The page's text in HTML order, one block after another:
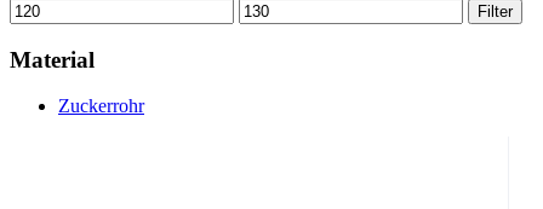
Filter
Material
Zuckerrohr